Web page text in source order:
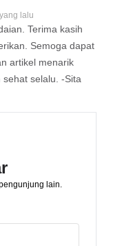
lalu
Terima kasih
Semoga dapat
artikel menarik
selalu. -Sita
lain.